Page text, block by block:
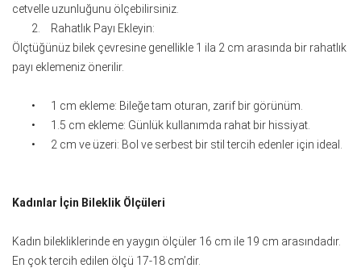
cetvelle uzunluğunu ölçebilirsiniz.
2.
Rahatlık Payı Ekleyin:
Ölçtüğünüz bilek çevresine genellikle 1 ila 2 cm arasında bir rahatlık
payı eklemeniz önerilir.
•
1 cm ekleme: Bileğe tam oturan, zarif bir görünüm.
•
1.5 cm ekleme: Günlük kullanımda rahat bir hissiyat.
•
2 cm ve üzeri: Bol ve serbest bir stil tercih edenler için ideal.
Kadınlar İçin Bileklik Ölçüleri
Kadın bilekliklerinde en yaygın ölçüler 16 cm ile 19 cm arasındadır.
En çok tercih edilen ölçü 17-18 cm’dir.